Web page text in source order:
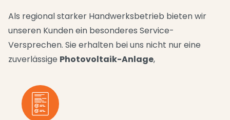
Als regional starker Handwerksbetrieb bieten wir
unseren Kunden ein besonderes Service-
Versprechen. Sie erhalten bei uns nicht nur eine
zuverlässige Photovoltaik-Anlage,